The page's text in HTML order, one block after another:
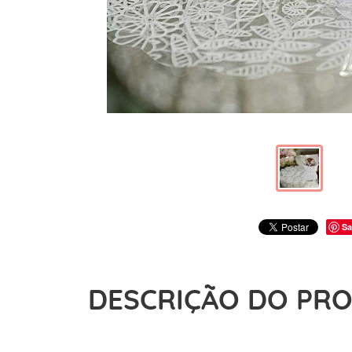
DESCRIÇÃO DO